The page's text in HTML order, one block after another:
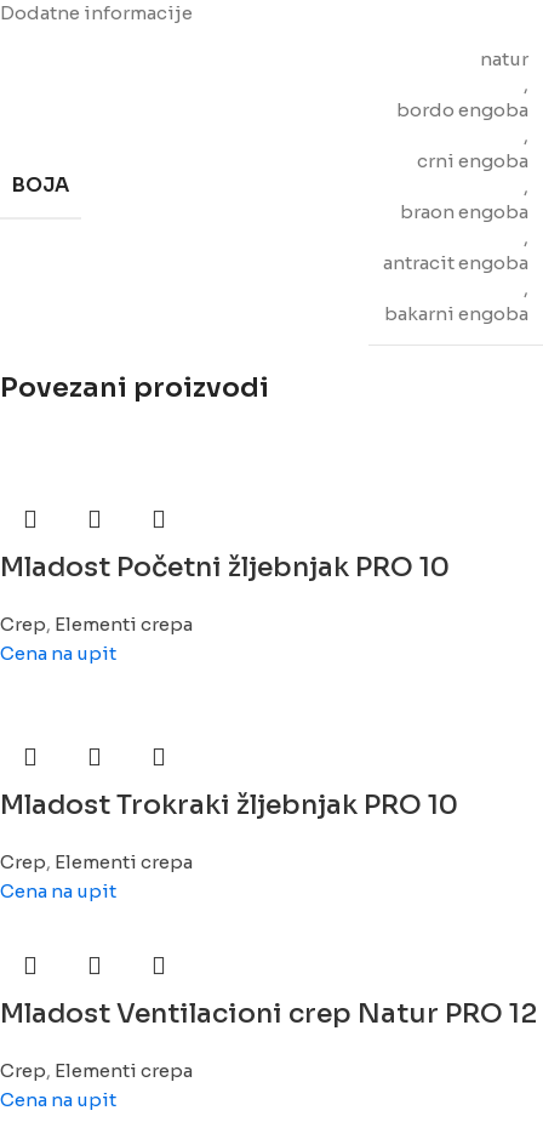
Dodatne informacije
BOJA
natur
,
bordo engoba
,
crni engoba
,
braon engoba
,
antracit engoba
,
bakarni engoba
Povezani proizvodi
Mladost Početni žljebnjak PRO 10
Crep, Elementi crepa
Cena na upit
Mladost Trokraki žljebnjak PRO 10
Crep, Elementi crepa
Cena na upit
Mladost Ventilacioni crep Natur PRO 12
Crep, Elementi crepa
Cena na upit